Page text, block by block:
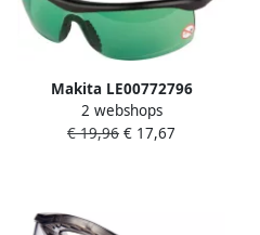
Makita LE00772796
Veiligheidsbril laser groen |
Mtools
2 webshops
€ 19,96 € 17,67